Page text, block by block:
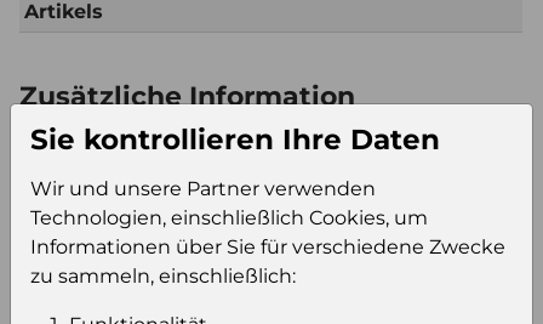
Artikels
Zusätzliche Information
Verkaufseinheit Kt12
Verkaufseinheit
pro Palette
64
Konsumeinheit
Pk
Sie kontrollieren Ihre Daten
Wir und unsere Partner verwenden
Technologien, einschließlich Cookies, um
Informationen über Sie für verschiedene Zwecke
zu sammeln, einschließlich: